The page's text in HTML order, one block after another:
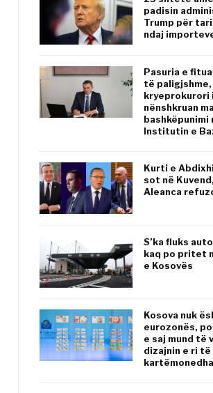
padisin
Trump për
ndaj
Pasuria e
të paligjshme,
kryeprokurori
nënshkruan
bashkëpunimi
Institutin e
Kurti e
sot në
Aleanca
S’ka fluks
kaq po pritet
e Kosovës
Kosova nuk
eurozonës,
e saj mund të
dizajnin e ri të